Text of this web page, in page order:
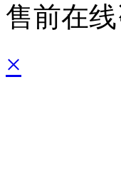
售前在
×